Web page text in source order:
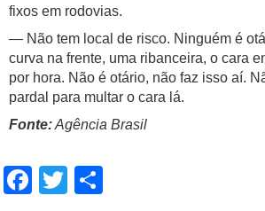
fixos em rodovias.
— Não tem local de risco. Ninguém é
curva na frente, uma ribanceira, o cara
por hora. Não é otário, não faz isso aí.
pardal para multar o cara lá.
Fonte:Agência Brasil
Facebook
Twitter